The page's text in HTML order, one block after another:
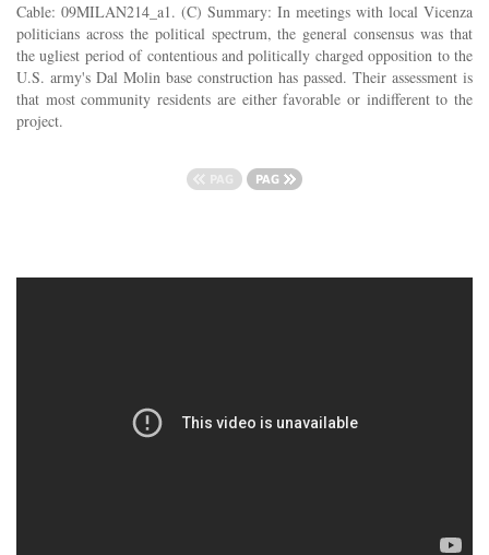
Cable: 09MILAN214_a1. (C) Summary: In meetings with local Vicenza
politicians across the political spectrum, the general consensus was that
the ugliest period of contentious and politically charged opposition to the
U.S. army's Dal Molin base construction has passed. Their assessment is
that most community residents are either favorable or indifferent to the
project.